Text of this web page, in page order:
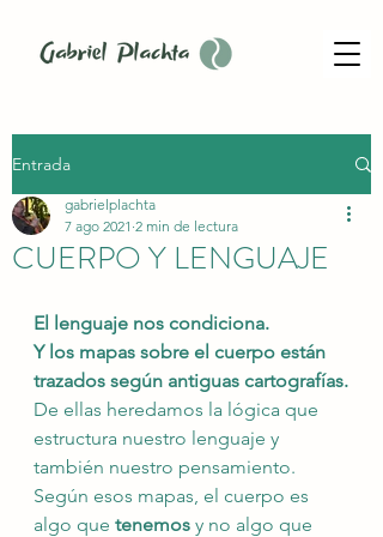
Entrada
CUERPO Y LENGUAJE
gabrielplachta
7 ago 2021 2 min de lectura
El lenguaje nos condiciona.
Y los mapas sobre el cuerpo están
trazados según antiguas cartografías.
De ellas heredamos la lógica que
estructura nuestro lenguaje y
también nuestro pensamiento.
Según esos mapas, el cuerpo es
algo que tenemos y no algo que